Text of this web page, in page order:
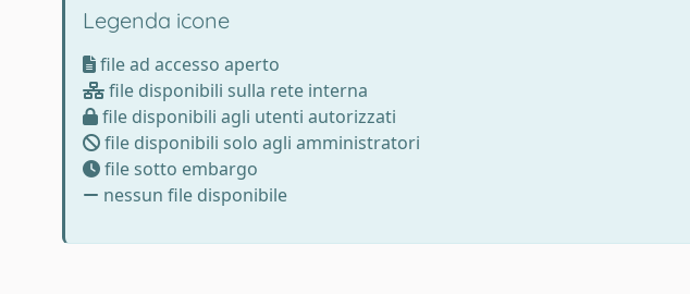
Legenda icone
file ad accesso aperto
file disponibili sulla rete interna
file disponibili agli utenti autorizzati
file disponibili solo agli amministratori
file sotto embargo
nessun file disponibile